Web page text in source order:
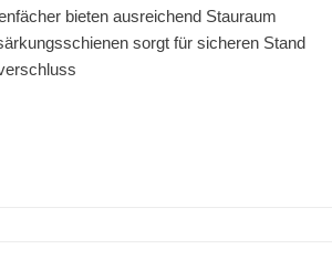
bieten ausreichend Stauraum
sorgt für sicheren Stand